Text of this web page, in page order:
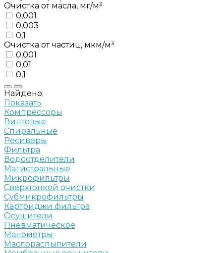
Очистка от масла, мг/м³
0,001
0,003
0,1
Очистка от частиц, мкм/м³
0,001
0,01
0,1
Найдено:
Показать
Компрессоры
Винтовые
Спиральные
Ресиверы
Фильтра
Водоотделители
Магистральные
Микрофильтры
Сверхтонкой очистки
Субмикрофильтры
Картриджи фильтра
Осушители
Пневматическое
Манометры
Маслораспылители